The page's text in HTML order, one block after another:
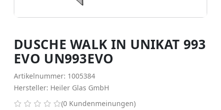
DUSCHE WALK IN UNIKAT 993
EVO UN993EVO
Artikelnummer: 1005384
Hersteller: Heiler Glas GmbH
0 von 5 Sternen
(0 Kundenmeinungen)